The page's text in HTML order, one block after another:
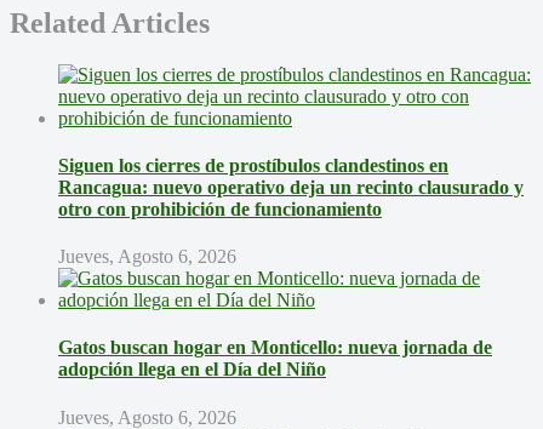
Related Articles
Siguen los cierres de prostíbulos clandestinos en
Rancagua: nuevo operativo deja un recinto clausurado y
otro con prohibición de funcionamiento
Jueves, Agosto 6, 2026
Gatos buscan hogar en Monticello: nueva jornada de
adopción llega en el Día del Niño
Jueves, Agosto 6, 2026